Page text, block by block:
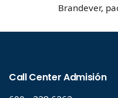
Brandever,